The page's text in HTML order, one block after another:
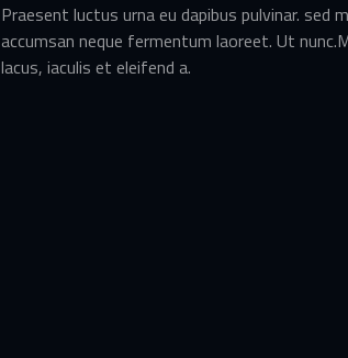
Praesent luctus urna eu dapibus pulvinar. sed
accumsan neque fermentum laoreet. Ut
lacus, iaculis et eleifend a.